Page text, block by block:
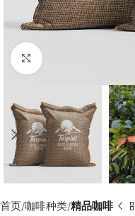
Click to enlarge
首页 咖啡种类 精品咖啡